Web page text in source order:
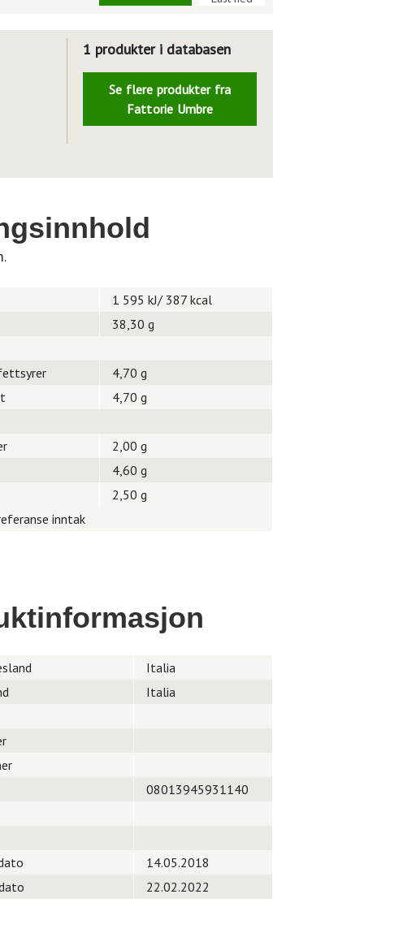
1 produkter i databasen
Se flere produkter fra
Fattorie Umbre
1 595 kJ/ 387 kcal
38,30 g
4,70 g
4,70 g
2,00 g
4,60 g
2,50 g
inntak
Italia
Italia
08013945931140
14.05.2018
22.02.2022